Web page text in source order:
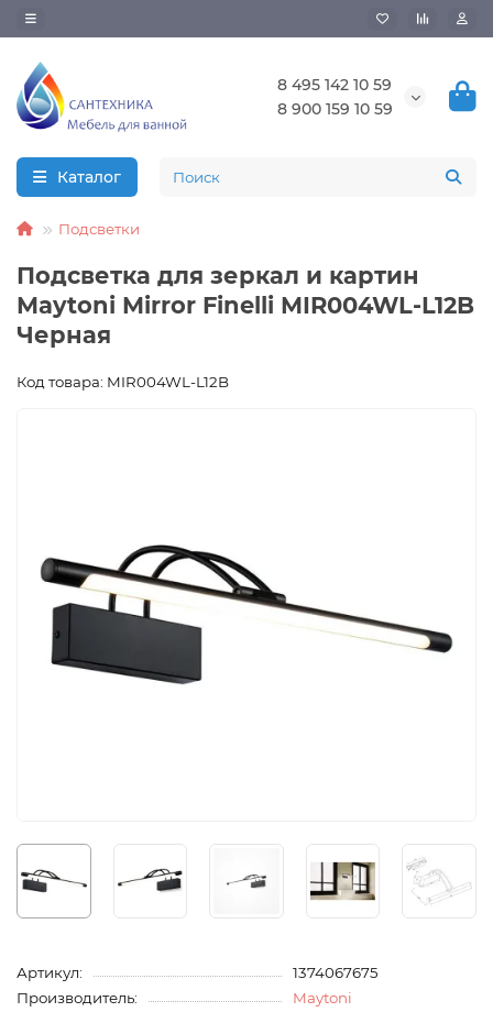
8 495 142 10 59
8 900 159 10 59
Каталог
Подсветки
Подсветка для зеркал и картин
Maytoni Mirror Finelli MIR004WL-L12B
Черная
Код товара: MIR004WL-L12B
Артикул:
1374067675
Производитель:
Maytoni